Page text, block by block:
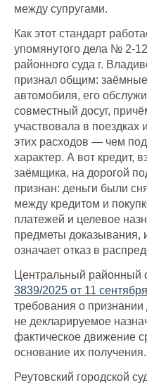
между супругами.
Как этот стандарт
упомянутого дела № 2-
районного суда г.
признал общим:
автомобиля, его
совместный досуг,
участвовала в поездках
этих расходов — чем
характер. А вот кредит,
заёмщика, на дорогой
признан: деньги были
между кредитом и
платежей и целевое
предметы доказывания,
означает отказ в
Центральный районный
3839/2025 от 11
требования о
не декларируемое
фактическое движение
основание их получения.
Реутовский городской